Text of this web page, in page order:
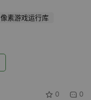
像素游戏运行库
0 0